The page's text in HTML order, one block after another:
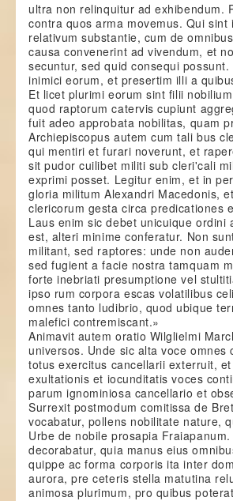
ultra non relinquitur ad exhibendum.
contra quos arma movemus. Qui
relativum substantie, cum de
causa convenerint ad vivendum, et
secuntur, sed quid consequi
inimici eorum, et presertim illi a
Et licet plurimi eorum sint filii
quod raptorum catervis cupiunt
fuit adeo approbata nobilitas, quam
Archiepiscopus autem cum tali bus
qui mentiri et furari noverunt, et
sit pudor cuilibet militi sub cleri'cali
exprimi posset. Legitur enim, et in
gloria militum Alexandri Macedonis,
clericorum gesta circa predicationes
Laus enim sic debet unicuique ordini
est, alteri minime conferatur. Non
militant, sed raptores: unde non
sed fugient a facie nostra tamquam
forte inebriati presumptione vel
ipso rum corpora escas volatilibus
omnes tanto ludibrio, quod ubique
malefici contremiscant.»
Animavit autem oratio Wilglielmi
universos. Unde sic alta voce
totus exercitus cancellarii exterruit,
exultationis et iocunditatis voces
parum ignominiosa cancellario et
Surrexit postmodum comitissa de
vocabatur, pollens nobilitate nature,
Urbe de nobile prosapia
decorabatur, quia manus eius
quippe ac forma corporis ita inter
aurora, pre ceteris stella matutina
animosa plurimum, pro quibus